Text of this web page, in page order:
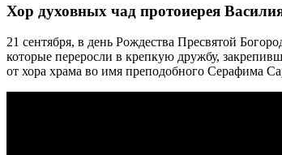
Хор духовных чад протоиерея
21 сентября, в день Рождества Пресвятой
которые переросли в крепкую дружбу,
от хора храма во имя преподобного Серафима